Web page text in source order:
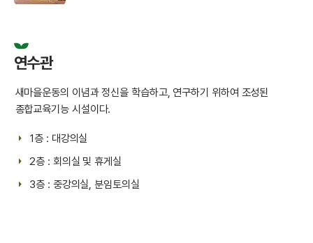
연수관
새마을운동의 이념과 정신을 학습하고, 연구하기 위하여 조성된
종합교육기능 시설이다.
1층 : 대강의실
2층 : 회의실 및 휴게실
3층 : 중강의실, 분임토의실